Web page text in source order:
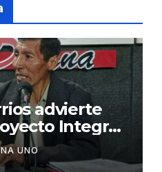
advierte
Integral
para
UNO